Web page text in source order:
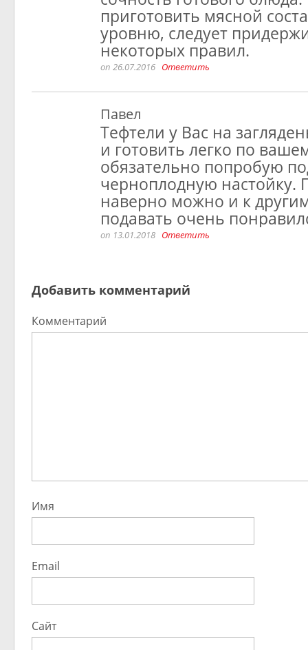
приготовить мясной
уровню, следует
некоторых правил.
on 26.07.2016 Ответить
Павел
Тефтели у Вас на
и готовить легко по
обязательно попробую
черноплодную настойку.
наверно можно и к
подавать очень
on 13.01.2018 Ответить
Добавить комментарий
Комментарий
Имя
Email
Сайт